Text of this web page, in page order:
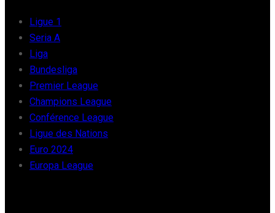
Ligue 1
Seria A
Liga
Bundesliga
Premier League
Champions League
Conférence League
Ligue des Nations
Euro 2024
Europa League